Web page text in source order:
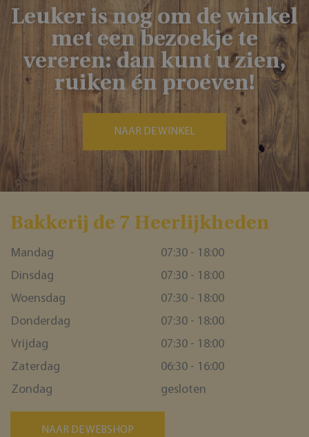
Leuker is nog om de winkel
met een bezoekje te
vereren: dan kunt u zien,
ruiken én proeven!
NAAR DE WINKEL
Bakkerĳ de 7 Heerlĳkheden
Mandag
07:30 - 18:00
Dinsdag
07:30 - 18:00
Woensdag
07:30 - 18:00
Donderdag
07:30 - 18:00
Vrijdag
07:30 - 18:00
Zaterdag
06:30 - 16:00
Zondag
gesloten
NAAR DE WEBSHOP